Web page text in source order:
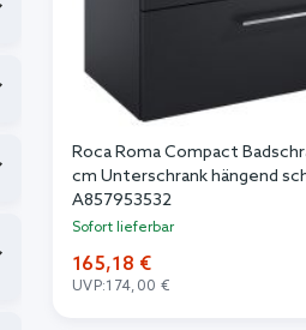
Roca Roma Compact
cm Unterschrank hängend
A857953532
Sofort lieferbar
165,18 €
UVP:174,00 €